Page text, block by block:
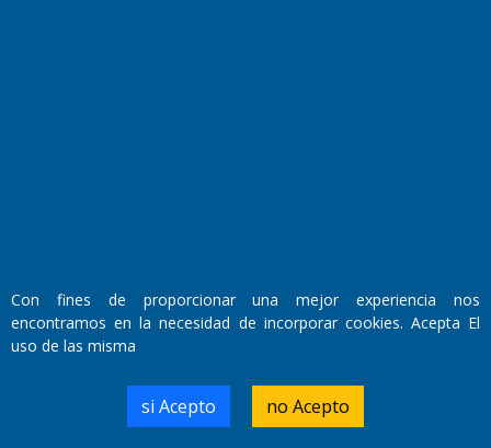
Director Periodístico:
Walter René Goñi
Domicilio Legal: José Ingenieros 855,
Santa Rosa, La Pampa.
Número de Registro DNDA:
Con fines de proporcionar una mejor experiencia nos
encontramos en la necesidad de incorporar cookies. Acepta El
uso de las misma
si Acepto no Acepto